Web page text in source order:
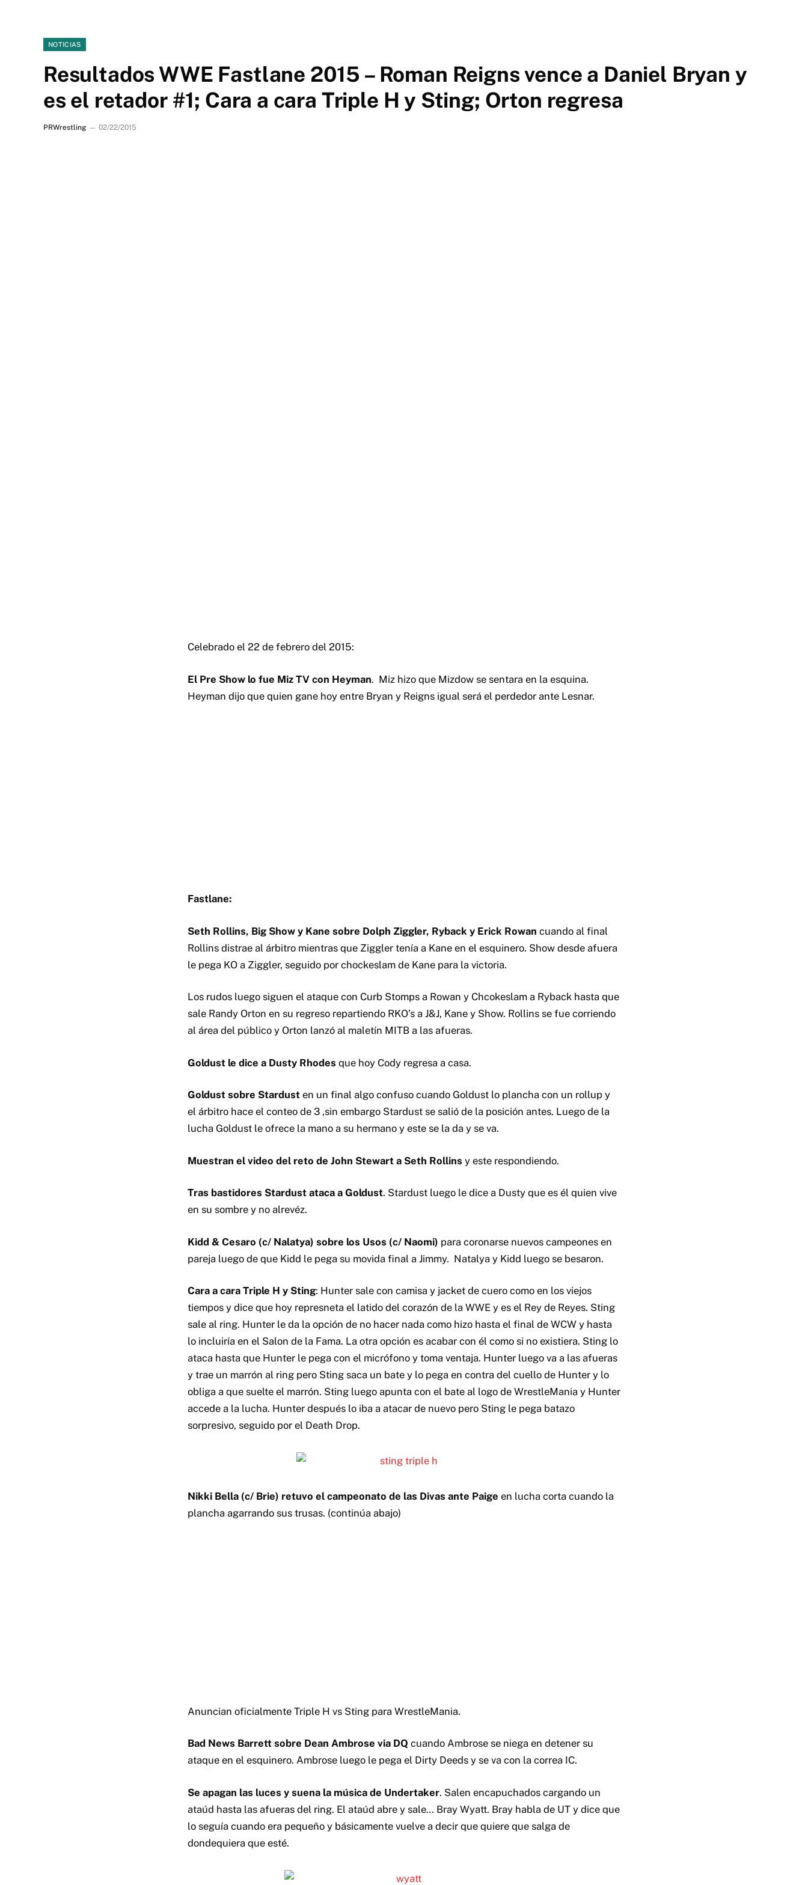
NOTICIAS
Resultados WWE Fastlane 2015 – Roman Reigns vence a Daniel Bryan y
es el retador #1; Cara a cara Triple H y Sting; Orton regresa
PRWrestling 02/22/2015
Celebrado el 22 de febrero del 2015:
El Pre Show lo fue Miz TV con Heyman. Miz hizo que Mizdow se sentara en la esquina.
Heyman dijo que quien gane hoy entre Bryan y Reigns igual será el perdedor ante Lesnar.
Fastlane:
Seth Rollins, Big Show y Kane sobre Dolph Ziggler, Ryback y Erick Rowan cuando al final
Rollins distrae al árbitro mientras que Ziggler tenía a Kane en el esquinero. Show desde afuera
le pega KO a Ziggler, seguido por chockeslam de Kane para la victoria.
Los rudos luego siguen el ataque con Curb Stomps a Rowan y Chcokeslam a Ryback hasta que
sale Randy Orton en su regreso repartiendo RKO’s a J&J, Kane y Show. Rollins se fue corriendo
al área del público y Orton lanzó al maletín MITB a las afueras.
Goldust le dice a Dusty Rhodes que hoy Cody regresa a casa.
Goldust sobre Stardust en un final algo confuso cuando Goldust lo plancha con un rollup y
el árbitro hace el conteo de 3 ,sin embargo Stardust se salió de la posición antes. Luego de la
lucha Goldust le ofrece la mano a su hermano y este se la da y se va.
Muestran el video del reto de John Stewart a Seth Rollins y este respondiendo.
Tras bastidores Stardust ataca a Goldust. Stardust luego le dice a Dusty que es él quien vive
en su sombre y no alrevéz.
Kidd & Cesaro (c/ Nalatya) sobre los Usos (c/ Naomi) para coronarse nuevos campeones en
pareja luego de que Kidd le pega su movida final a Jimmy. Natalya y Kidd luego se besaron.
Cara a cara Triple H y Sting: Hunter sale con camisa y jacket de cuero como en los viejos
tiempos y dice que hoy represneta el latido del corazón de la WWE y es el Rey de Reyes. Sting
sale al ring. Hunter le da la opción de no hacer nada como hizo hasta el final de WCW y hasta
lo incluiría en el Salon de la Fama. La otra opción es acabar con él como si no existiera. Sting lo
ataca hasta que Hunter le pega con el micrófono y toma ventaja. Hunter luego va a las afueras
y trae un marrón al ring pero Sting saca un bate y lo pega en contra del cuello de Hunter y lo
obliga a que suelte el marrón. Sting luego apunta con el bate al logo de WrestleMania y Hunter
accede a la lucha. Hunter después lo iba a atacar de nuevo pero Sting le pega batazo
sorpresivo, seguido por el Death Drop.
Nikki Bella (c/ Brie) retuvo el campeonato de las Divas ante Paige en lucha corta cuando la
plancha agarrando sus trusas. (continúa abajo)
Anuncian oficialmente Triple H vs Sting para WrestleMania.
Bad News Barrett sobre Dean Ambrose via DQ cuando Ambrose se niega en detener su
ataque en el esquinero. Ambrose luego le pega el Dirty Deeds y se va con la correa IC.
Se apagan las luces y suena la música de Undertaker. Salen encapuchados cargando un
ataúd hasta las afueras del ring. El ataúd abre y sale… Bray Wyatt. Bray habla de UT y dice que
lo seguía cuando era pequeño y básicamente vuelve a decir que quiere que salga de
dondequiera que esté.